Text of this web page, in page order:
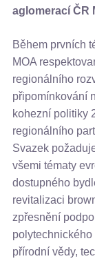
aglomerací ČR
Během prvních
MOA
regionálního
připomínkování
kohezní politiky
regionálního
Svazek
všemi tématy
dostupného
revitalizaci
zpřesnění
přírodní vědy,